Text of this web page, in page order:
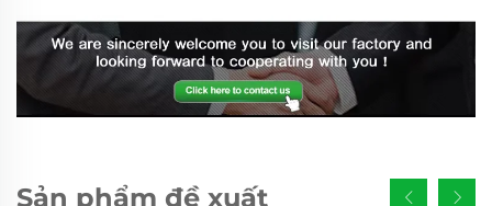
Sản phẩm đề xuất